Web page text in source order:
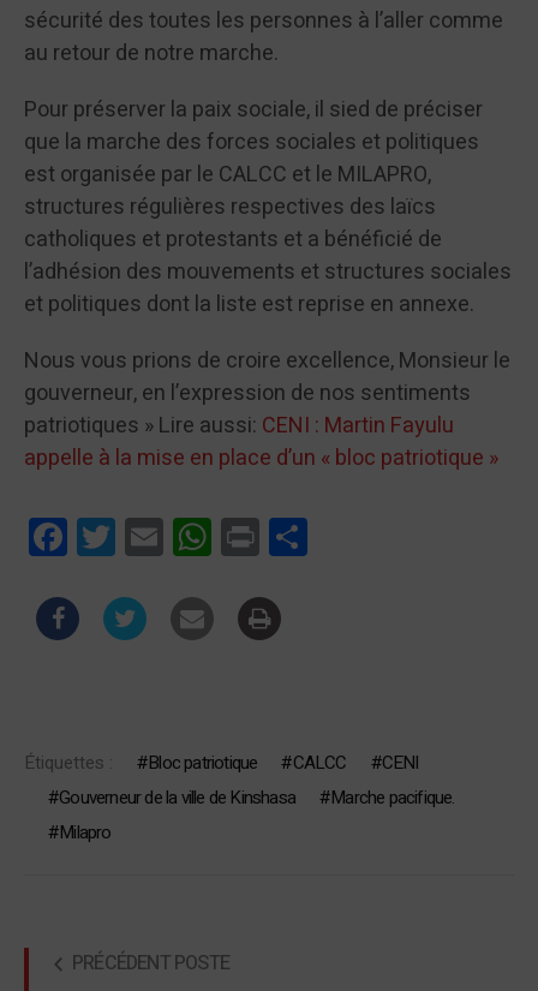
sécurité des toutes les personnes à l’aller comme
au retour de notre marche.
Pour préserver la paix sociale, il sied de préciser
que la marche des forces sociales et politiques
est organisée par le CALCC et le MILAPRO,
structures régulières respectives des laïcs
catholiques et protestants et a bénéficié de
l’adhésion des mouvements et structures sociales
et politiques dont la liste est reprise en annexe.
Nous vous prions de croire excellence, Monsieur le
gouverneur, en l’expression de nos sentiments
patriotiques » Lire aussi: CENI : Martin Fayulu
appelle à la mise en place d’un « bloc patriotique »
FacebookTwitterEmail WhatsApp
Print
Étiquettes : Bloc patriotique CALCC
CENI
Gouverneur de la ville de Kinshasa
Marche pacifique.
Milapro
PRÉCÉDENT POSTE